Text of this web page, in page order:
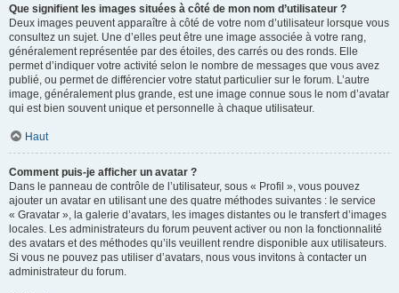
Que signifient les images situées à côté de mon nom d’utilisateur ?
Deux images peuvent apparaître à côté de votre nom d’utilisateur lorsque vous
consultez un sujet. Une d’elles peut être une image associée à votre rang,
généralement représentée par des étoiles, des carrés ou des ronds. Elle
permet d’indiquer votre activité selon le nombre de messages que vous avez
publié, ou permet de différencier votre statut particulier sur le forum. L’autre
image, généralement plus grande, est une image connue sous le nom d’avatar
qui est bien souvent unique et personnelle à chaque utilisateur.
Haut
Comment puis-je afficher un avatar ?
Dans le panneau de contrôle de l’utilisateur, sous « Profil », vous pouvez
ajouter un avatar en utilisant une des quatre méthodes suivantes : le service
« Gravatar », la galerie d’avatars, les images distantes ou le transfert d’images
locales. Les administrateurs du forum peuvent activer ou non la fonctionnalité
des avatars et des méthodes qu’ils veuillent rendre disponible aux utilisateurs.
Si vous ne pouvez pas utiliser d’avatars, nous vous invitons à contacter un
administrateur du forum.